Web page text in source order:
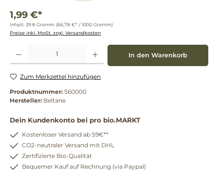
1,99 €*
Inhalt: 29.8 Gramm (66,78 €* / 1000 Gramm)
Preise inkl. MwSt. zzgl. Versandkosten
Produkt Anzahl: Gib den gewünschten Wert ein oder benutze die Schaltflächen um
In den Warenkorb
Zum Merkzettel hinzufügen
Produktnummer: 560000
Hersteller: Beltane
Dein Kundenkonto bei pro bio.MARKT
Kostenloser Versand ab 59€**
CO2-neutraler Versand mit DHL
Zertifizierte Bio-Qualität
Bequemer Kauf auf Rechnung (via Paypal)